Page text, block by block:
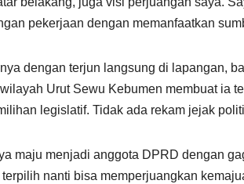
pekerjaan dengan memanfaatkan
dengan terjun langsung di lapangan,
Urut Sewu Kebumen membuat ia
legislatif. Tidak ada rekam jejak
maju menjadi anggota DPRD dengan
nanti bisa memperjuangkan